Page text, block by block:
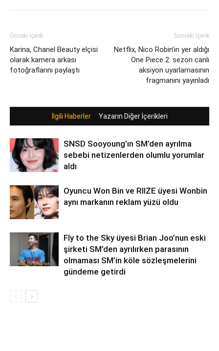
Önceki İçerik
Karina, Chanel Beauty elçisi
olarak kamera arkası
fotoğraflarını paylaştı
Sonraki İçerik
Netflix, Nico Robin’in yer aldığı
One Piece 2. sezon canlı
aksiyon uyarlamasının
fragmanını yayınladı
İlgili Haberler Yazarın Diğer İçerikleri
SNSD Sooyoung’ın SM’den ayrılma
sebebi netizenlerden olumlu yorumlar
aldı
Oyuncu Won Bin ve RIIZE üyesi Wonbin
aynı markanın reklam yüzü oldu
Fly to the Sky üyesi Brian Joo’nun eski
şirketi SM’den ayrılırken parasının
olmaması SM’in köle sözleşmelerini
gündeme getirdi